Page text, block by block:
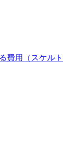
費用（スケルト